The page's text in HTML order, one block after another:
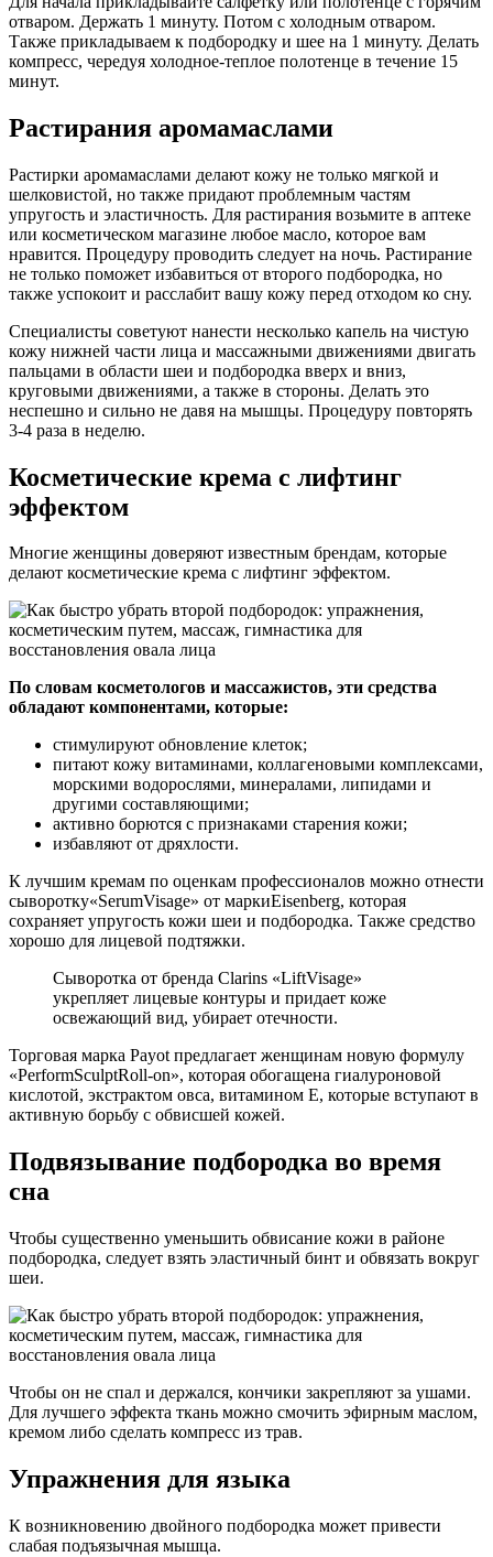
отваром. Держать 1 минуту. Потом с холодным отваром.
Также прикладываем к подбородку и шее на 1 минуту. Делать
компресс, чередуя холодное-теплое полотенце в течение 15
минут.
Растирания аромамаслами
Растирки аромамаслами делают кожу не только мягкой и
шелковистой, но также придают проблемным частям
упругость и эластичность. Для растирания возьмите в аптеке
или косметическом магазине любое масло, которое вам
нравится. Процедуру проводить следует на ночь. Растирание
не только поможет избавиться от второго подбородка, но
также успокоит и расслабит вашу кожу перед отходом ко сну.
Специалисты советуют нанести несколько капель на чистую
кожу нижней части лица и массажными движениями двигать
пальцами в области шеи и подбородка вверх и вниз,
круговыми движениями, а также в стороны. Делать это
неспешно и сильно не давя на мышцы. Процедуру повторять
3-4 раза в неделю.
Косметические крема с лифтинг
эффектом
Многие женщины доверяют известным брендам, которые
делают косметические крема с лифтинг эффектом.
По словам косметологов и массажистов, эти средства
обладают компонентами, которые:
стимулируют обновление клеток;
питают кожу витаминами, коллагеновыми комплексами,
морскими водорослями, минералами, липидами и
другими составляющими;
активно борются с признаками старения кожи;
избавляют от дряхлости.
К лучшим кремам по оценкам профессионалов можно отнести
сыворотку«SerumVisage» от маркиEisenberg, которая
сохраняет упругость кожи шеи и подбородка. Также средство
хорошо для лицевой подтяжки.
Сыворотка от бренда Clarins «LiftVisage»
укрепляет лицевые контуры и придает коже
освежающий вид, убирает отечности.
Торговая марка Payot предлагает женщинам новую формулу
«PerformSculptRoll-on», которая обогащена гиалуроновой
кислотой, экстрактом овса, витамином Е, которые вступают в
активную борьбу с обвисшей кожей.
Подвязывание подбородка во время
сна
Чтобы существенно уменьшить обвисание кожи в районе
подбородка, следует взять эластичный бинт и обвязать вокруг
шеи.
Чтобы он не спал и держался, кончики закрепляют за ушами.
Для лучшего эффекта ткань можно смочить эфирным маслом,
кремом либо сделать компресс из трав.
Упражнения для языка
К возникновению двойного подбородка может привести
слабая подъязычная мышца.